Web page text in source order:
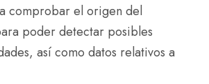
comprobar el origen del
poder detectar posibles
así como datos relativos a